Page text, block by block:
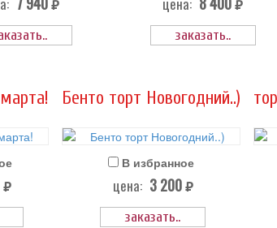
руб. руб.
заказать..
руб.
Бенто торт Новогодний..)
В избранное
цена: 3 200 руб.
заказать..